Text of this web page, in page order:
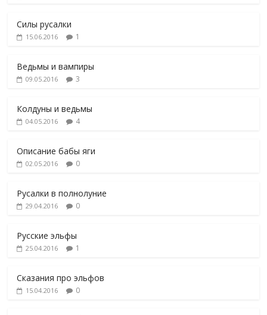
Силы русалки
15.06.2016 1
Ведьмы и вампиры
09.05.2016 3
Колдуны и ведьмы
04.05.2016 4
Описание бабы яги
02.05.2016 0
Русалки в полнолуние
29.04.2016 0
Русские эльфы
25.04.2016 1
Сказания про эльфов
15.04.2016 0